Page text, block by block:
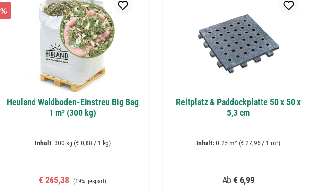
%
Heuland Waldboden-Einstreu Big Bag
1 m³ (300 kg)
Inhalt: 300 kg (€ 0,88 / 1 kg)
Verkaufspreis:
€ 265,38 Regulärer Preis:
(19% gespart)
Reitplatz & Paddockplatte 50 x 50 x
5,3 cm
Inhalt: 0.25 m² (€ 27,96 / 1 m²)
Regulärer Preis:
Ab € 6,99